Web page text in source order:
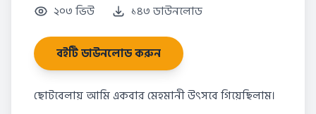
২০৩ ভিউ ১৪৩ ডাউনলোড
বইটি ডাউনলোড করুন
ছোটবেলায় আমি একবার মেহমানী উৎসবে গিয়েছিলাম।